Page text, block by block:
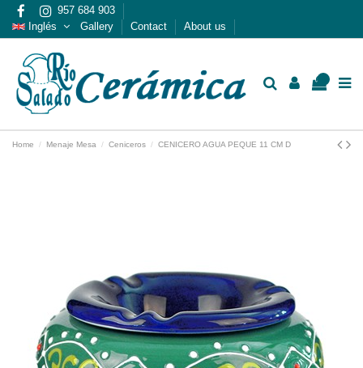
957 684 903
Inglés
Gallery Contact About us
Home Menaje Mesa Ceniceros CENICERO AGUA PEQUE 11 CM D